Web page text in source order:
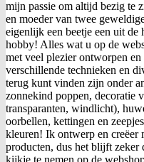
mijn passie om altijd bezig te
en moeder van twee
eigenlijk een beetje een uit de
hobby! Alles wat u op de
met veel plezier ontworpen
verschillende technieken en
terug kunt vinden zijn onder
zonnekind poppen, decoratie
transparanten, windlicht),
oorbellen, kettingen en
kleuren! Ik ontwerp en creëer
producten, dus het blijft zeker